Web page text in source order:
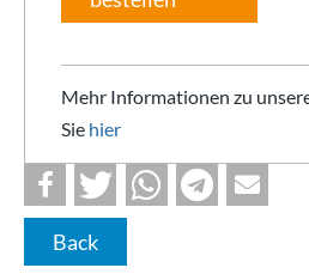
Mehr Informationen zu
Sie hier
Back